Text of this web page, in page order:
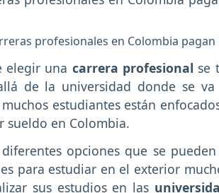
profesionales en Colombia
elegir una carrera profesional se
de la universidad donde se
estudiantes están
sueldo en Colombia.
opciones que se
para estudiar en el exterior
sus estudios en las